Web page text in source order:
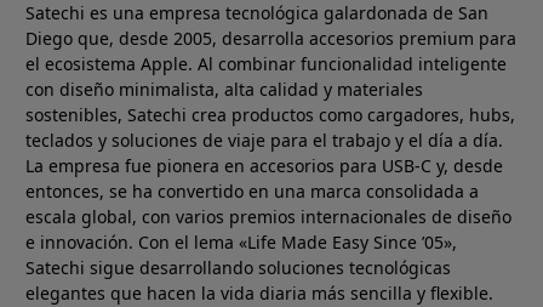
Satechi es una empresa tecnológica galardonada de San
Diego que, desde 2005, desarrolla accesorios premium para
el ecosistema Apple. Al combinar funcionalidad inteligente
con diseño minimalista, alta calidad y materiales
sostenibles, Satechi crea productos como cargadores, hubs,
teclados y soluciones de viaje para el trabajo y el día a día.
La empresa fue pionera en accesorios para USB-C y, desde
entonces, se ha convertido en una marca consolidada a
escala global, con varios premios internacionales de diseño
e innovación. Con el lema «Life Made Easy Since ’05»,
Satechi sigue desarrollando soluciones tecnológicas
elegantes que hacen la vida diaria más sencilla y flexible.